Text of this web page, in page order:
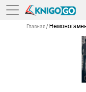
Главная